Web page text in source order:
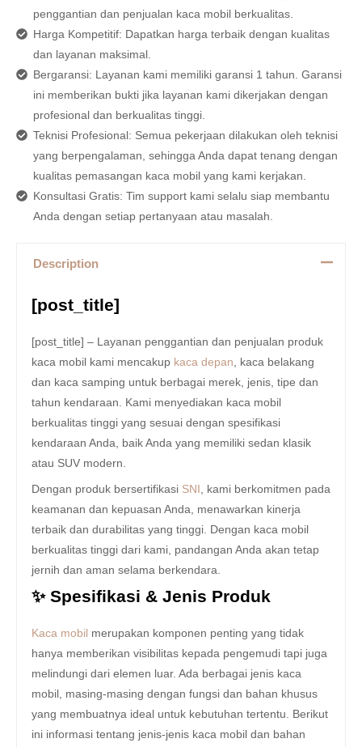
penggantian dan penjualan kaca mobil berkualitas.
Harga Kompetitif: Dapatkan harga terbaik dengan kualitas
dan layanan maksimal.
Bergaransi: Layanan kami memiliki garansi 1 tahun. Garansi
ini memberikan bukti jika layanan kami dikerjakan dengan
profesional dan berkualitas tinggi.
Teknisi Profesional: Semua pekerjaan dilakukan oleh teknisi
yang berpengalaman, sehingga Anda dapat tenang dengan
kualitas pemasangan kaca mobil yang kami kerjakan.
Konsultasi Gratis: Tim support kami selalu siap membantu
Anda dengan setiap pertanyaan atau masalah.
Description
[post_title]
[post_title] – Layanan penggantian dan penjualan produk
kaca mobil kami mencakup kaca depan , kaca belakang
dan kaca samping untuk berbagai merek, jenis, tipe dan
tahun kendaraan. Kami menyediakan kaca mobil
berkualitas tinggi yang sesuai dengan spesifikasi
kendaraan Anda, baik Anda yang memiliki sedan klasik
atau SUV modern.
Dengan produk bersertifikasi SNI
, kami berkomitmen pada
keamanan dan kepuasan Anda, menawarkan kinerja
terbaik dan durabilitas yang tinggi. Dengan kaca mobil
berkualitas tinggi dari kami, pandangan Anda akan tetap
jernih dan aman selama berkendara.
✨ Spesifikasi & Jenis Produk
Kaca mobil merupakan komponen penting yang tidak
hanya memberikan visibilitas kepada pengemudi tapi juga
melindungi dari elemen luar. Ada berbagai jenis kaca
mobil, masing-masing dengan fungsi dan bahan khusus
yang membuatnya ideal untuk kebutuhan tertentu. Berikut
ini informasi tentang jenis-jenis kaca mobil dan bahan